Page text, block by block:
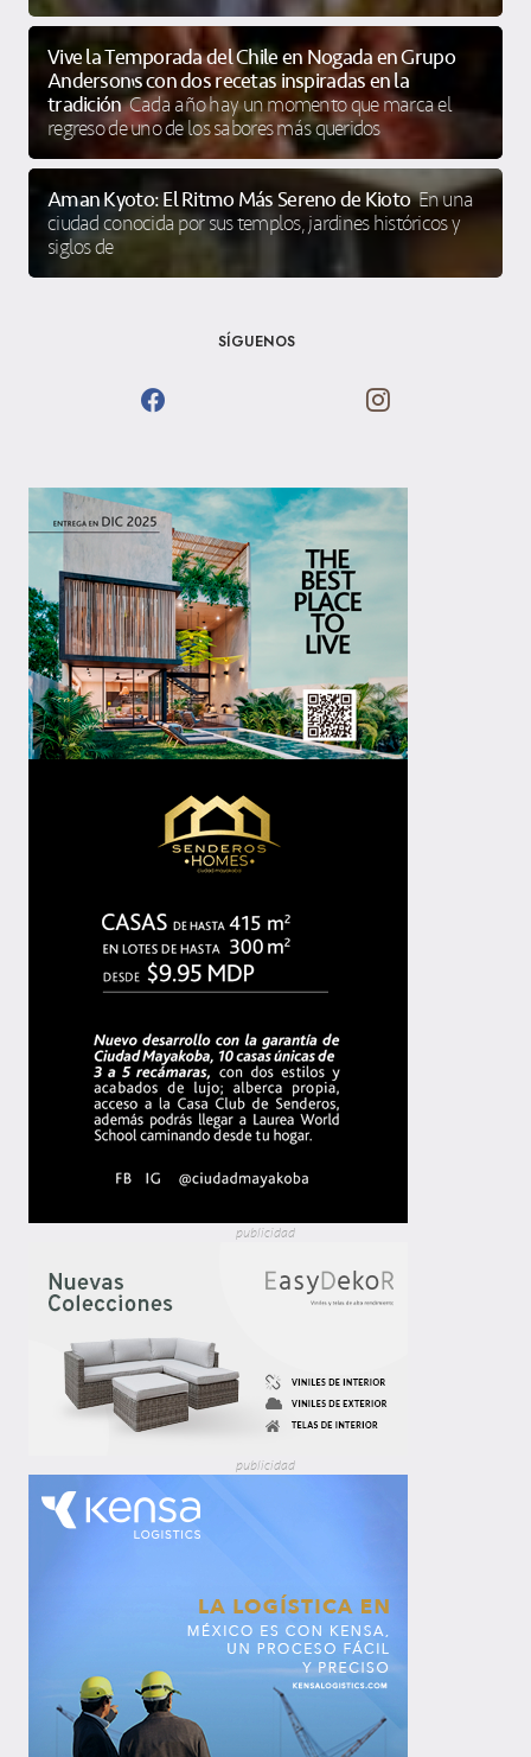
Vive la Temporada del Chile en Nogada en Grupo
Anderson’s con dos recetas inspiradas en la
tradición Cada año hay un momento que marca el
regreso de uno de los sabores más queridos
Aman Kyoto: El Ritmo Más Sereno de Kioto En una
ciudad conocida por sus templos, jardines históricos y
siglos de
SÍGUENOS
publicidad
publicidad